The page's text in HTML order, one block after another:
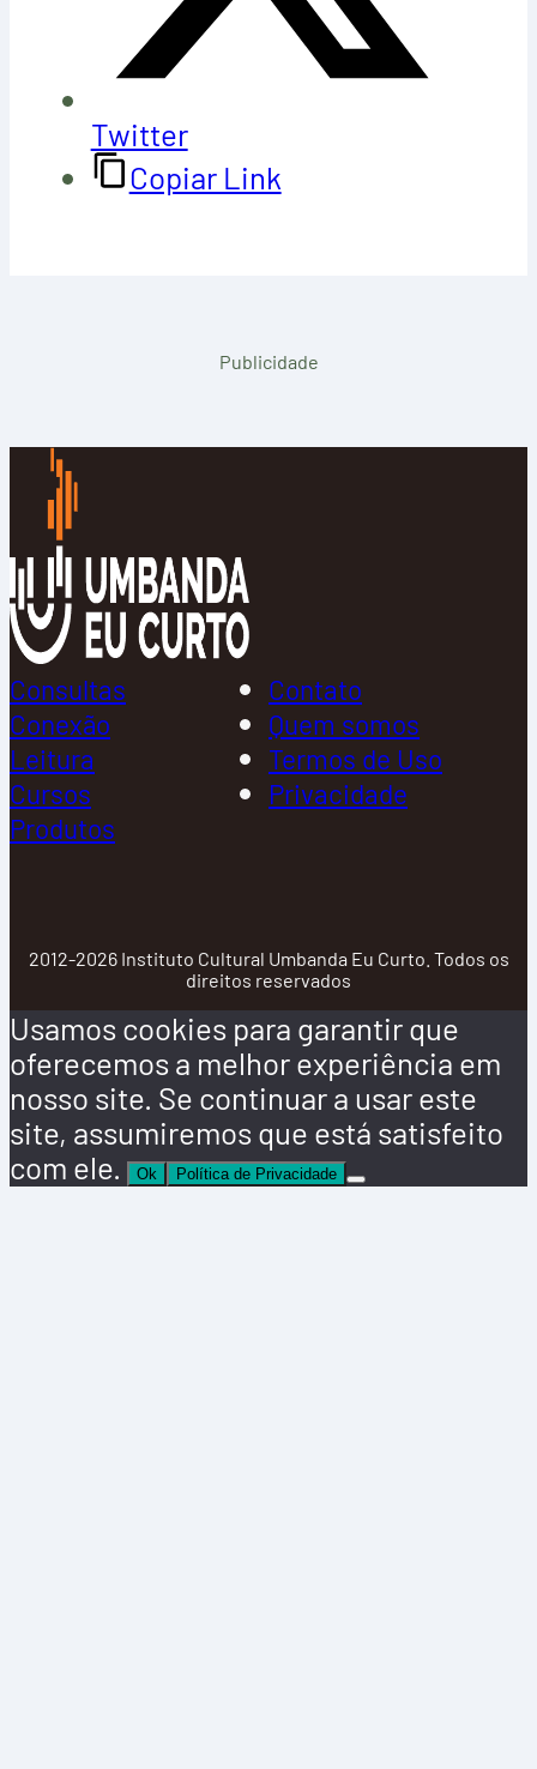
Twitter
Copiar Link
Publicidade
Consultas
Conexão
Leitura
Cursos
Produtos
Contato
Quem somos
Termos de Uso
Privacidade
2012-2026 Instituto Cultural Umbanda Eu Curto. Todos os
direitos reservados
Usamos cookies para garantir que
oferecemos a melhor experiência em
nosso site. Se continuar a usar este
site, assumiremos que está satisfeito
com ele.
Ok Política de Privacidade